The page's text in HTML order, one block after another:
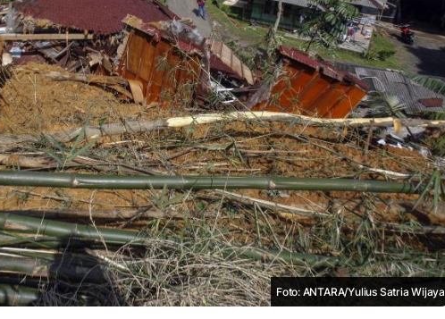
Foto: ANTARA/Yulius Satria Wijaya